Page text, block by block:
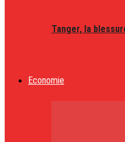
Tanger, la
Economie